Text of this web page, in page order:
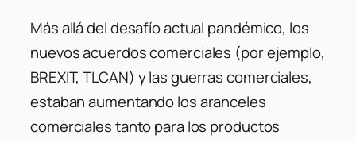
Más allá del desafío actual pandémico, los
nuevos acuerdos comerciales (por ejemplo,
BREXIT, TLCAN) y las guerras comerciales,
estaban aumentando los aranceles
comerciales tanto para los productos